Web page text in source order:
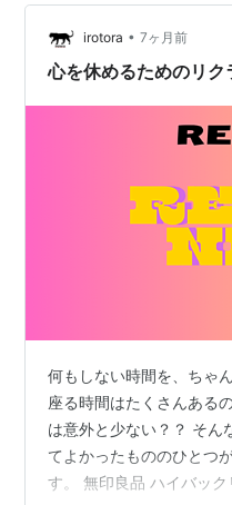
を生きていないような感
ないのかな。リフレッシ
か、分からないまま月曜
irotora • 7ヶ月前
心を休めるためのリ
何もしない時間を、ちゃ
座る時間はたくさんある
は意外と少ない？？ そん
てよかったもののひとつ
す。 無印良品 ハイバッ